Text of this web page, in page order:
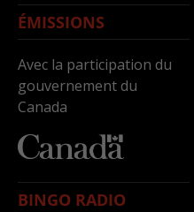
ÉMISSIONS
Avec la participation du
gouvernement du
Canada
BINGO RADIO